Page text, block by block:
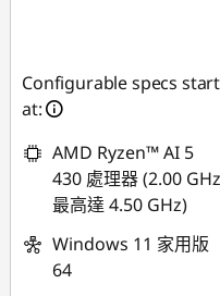
Configurable specs start
at:
AMD Ryzen™ AI 5
430 處理器 (2.00 GHz
最高達 4.50 GHz)
Windows 11 家用版
64